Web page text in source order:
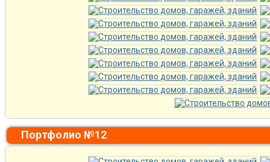
Портфолио №12